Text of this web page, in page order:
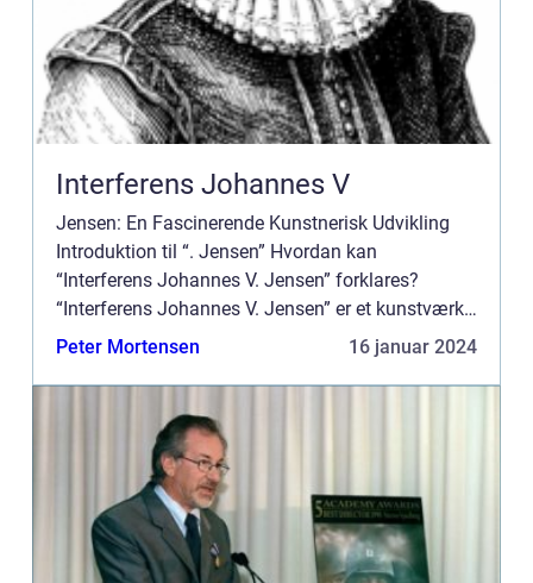
Interferens Johannes V
Jensen: En Fascinerende Kunstnerisk Udvikling
Introduktion til “. Jensen” Hvordan kan
“Interferens Johannes V. Jensen” forklares?
“Interferens Johannes V. Jensen” er et kunstværk
skabt af den danske kunstner, Johan...
Peter Mortensen 16 januar 2024